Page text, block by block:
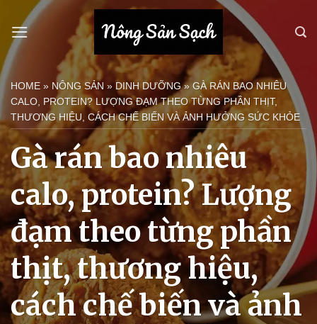
qua
nội
dung
HOME » NÔNG SẢN » DINH DƯỠNG» GÀ RÁN BAO NHIÊU
CALO, PROTEIN? LƯỢNG ĐẠM THEO TỪNG PHẦN THỊT,
THƯƠNG HIỆU, CÁCH CHẾ BIẾN VÀ ẢNH HƯỞNG SỨC KHỎE
Gà rán bao nhiêu
calo, protein? Lượng
đạm theo từng phần
thịt, thương hiệu,
cách chế biến và ảnh